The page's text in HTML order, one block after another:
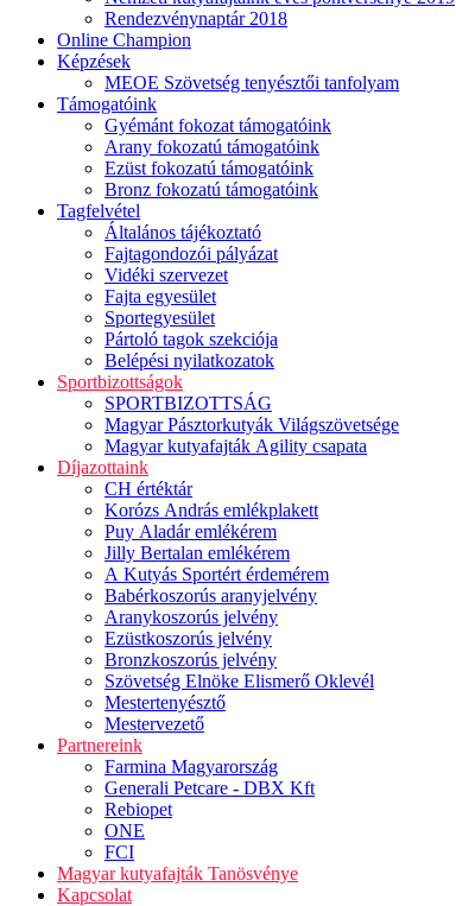
Rendezvénynaptár 2018
Online Champion
Képzések
MEOE Szövetség tenyésztői tanfolyam
Támogatóink
Gyémánt fokozat támogatóink
Arany fokozatú támogatóink
Ezüst fokozatú támogatóink
Bronz fokozatú támogatóink
Tagfelvétel
Általános tájékoztató
Fajtagondozói pályázat
Vidéki szervezet
Fajta egyesület
Sportegyesület
Pártoló tagok szekciója
Belépési nyilatkozatok
Sportbizottságok
SPORTBIZOTTSÁG
Magyar Pásztorkutyák Világszövetsége
Magyar kutyafajták Agility csapata
Díjazottaink
CH értéktár
Korózs András emlékplakett
Puy Aladár emlékérem
Jilly Bertalan emlékérem
A Kutyás Sportért érdemérem
Babérkoszorús aranyjelvény
Aranykoszorús jelvény
Ezüstkoszorús jelvény
Bronzkoszorús jelvény
Szövetség Elnöke Elismerő Oklevél
Mestertenyésztő
Mestervezető
Partnereink
Farmina Magyarország
Generali Petcare - DBX Kft
Rebiopet
ONE
FCI
Magyar kutyafajták Tanösvénye
Kapcsolat